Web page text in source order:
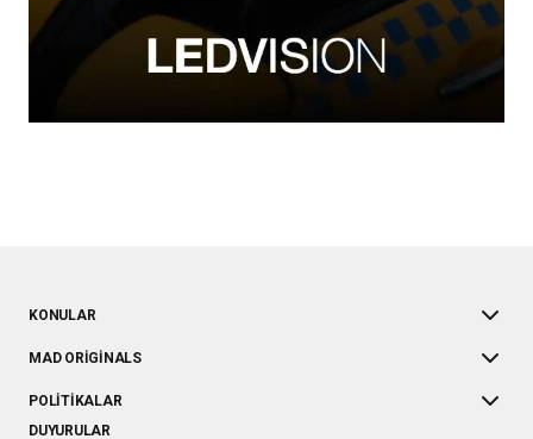
KONULAR
MAD ORIGINALS
POLITIKALAR
DUYURULAR